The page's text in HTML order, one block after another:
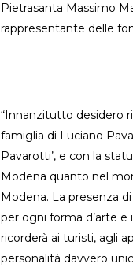
Pietrasanta Massimo
rappresentante delle
“Innanzitutto desidero
famiglia di Luciano
Pavarotti’, e con la
Modena quanto nel
Modena. La presenza
per ogni forma d’arte e
ricorderà ai turisti, agli
personalità davvero